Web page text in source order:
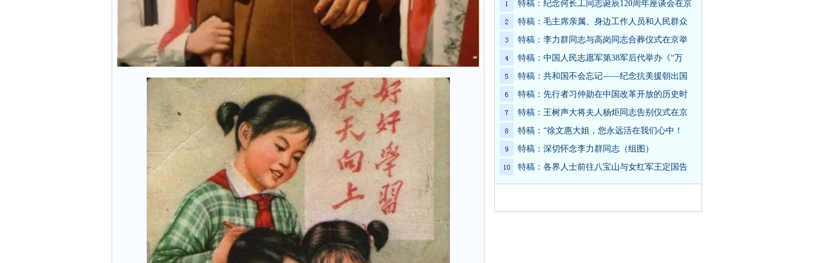
特稿：纪念何长工同志诞辰120周年座谈会在京
特稿：毛主席亲属、身边工作人员和人民群众
特稿：李力群同志与高岗同志合葬仪式在京举
特稿：中国人民志愿军第38军后代举办《“万
特稿：共和国不会忘记——纪念抗美援朝出国
特稿：先行者习仲勋在中国改革开放的历史时
特稿：王树声大将夫人杨炬同志告别仪式在京
特稿：“徐文惠大姐，您永远活在我们心中！
特稿：深切怀念李力群同志（组图）
特稿：各界人士前往八宝山与女红军王定国告